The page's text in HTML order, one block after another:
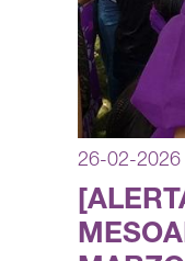
26-02-2026